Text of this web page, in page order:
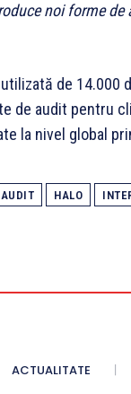
noi forme
de 14.000
de audit pentru
la nivel global
AUDIT HALO
ACTUALITATE